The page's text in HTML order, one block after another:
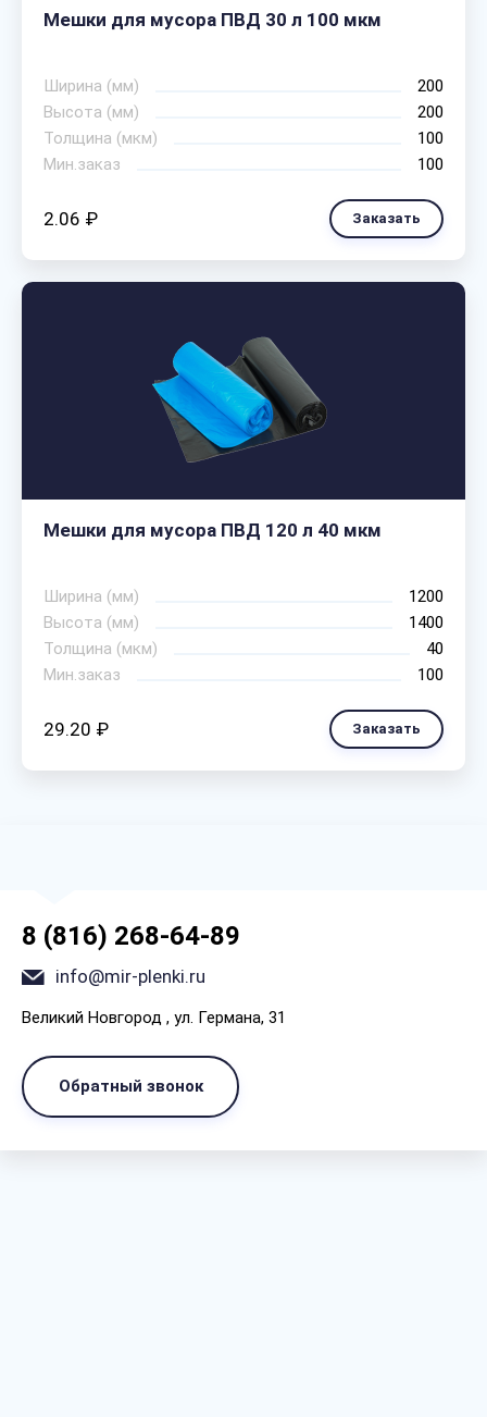
Мешки для мусора ПВД 30 л 100 мкм
Ширина (мм)
200
Высота (мм)
200
Толщина (мкм)
100
Мин.заказ
100
2.06 ₽ Заказать
Мешки для мусора ПВД 120 л 40 мкм
Ширина (мм)
1200
Высота (мм)
1400
Толщина (мкм)
40
Мин.заказ
100
29.20 ₽ Заказать
8 (816) 268-64-89
info@mir-plenki.ru
Великий Новгород , ул. Германа, 31
Обратный звонок